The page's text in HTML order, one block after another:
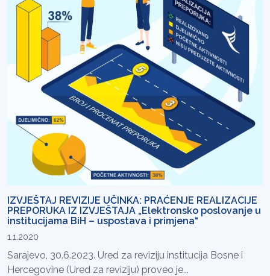
IZVJEŠTAJ REVIZIJE UČINKA: PRAĆENJE REALIZACIJE
PREPORUKA IZ IZVJEŠTAJA „Elektronsko poslovanje u
institucijama BiH – uspostava i primjena“
1.1.2020
Sarajevo, 30.6.2023. Ured za reviziju institucija Bosne i
Hercegovine (Ured za reviziju) proveo je...